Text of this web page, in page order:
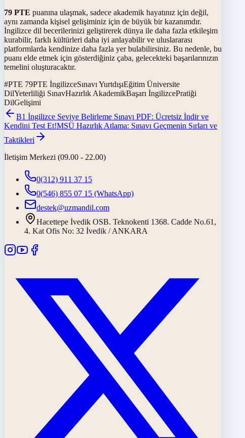
79 PTE puanına ulaşmak, sadece akademik hayatınız için değil,
aynı zamanda kişisel gelişiminiz için de büyük bir kazanımdır.
İngilizce dil becerilerinizi geliştirerek dünya ile daha fazla etkileşim
kurabilir, farklı kültürleri daha iyi anlayabilir ve uluslararası
platformlarda kendinize daha fazla yer bulabilirsiniz. Bu nedenle, bu
puanı elde etmek için gösterdiğiniz çaba, gelecekteki başarılarınızın
temelini oluşturacaktır.
#PTE 79PTE İngilizceSınavı YurtdışıEğitim Üniversite
DilYeterliliği SınavHazırlık AkademikBaşarı İngilizcePratiği
DilGelişimi
B1 İngilizce Seviye Belirleme Sınavı PDF: Ücretsiz İndir ve
Kendini Test Et!MSÜ Hazırlık Atlama: Sınavı Geçmenin Sırları ve
Taktikleri
İletişim Merkezi (09.00 - 22.00)
0(312) 911 37 15
0(546) 855 07 15 (WhatsApp)
destek@uzmandil.com
Hacettepe İvedik OSB. Teknokenti 1368. Cadde No.61,
4. Kat Ofis No: 32 İvedik / ANKARA